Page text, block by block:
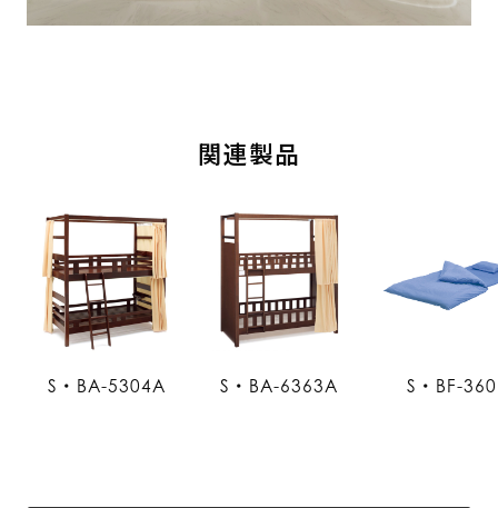
関連製品
S・BA-5304A S・BA-6363A S・BF-360